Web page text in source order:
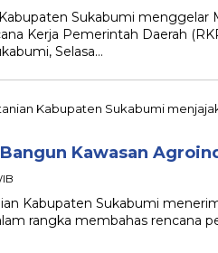
Sukabumi menggelar
Kerja Pemerintah Daerah
Selasa…
Kawasan
Kabupaten Sukabumi
rangka membahas rencana